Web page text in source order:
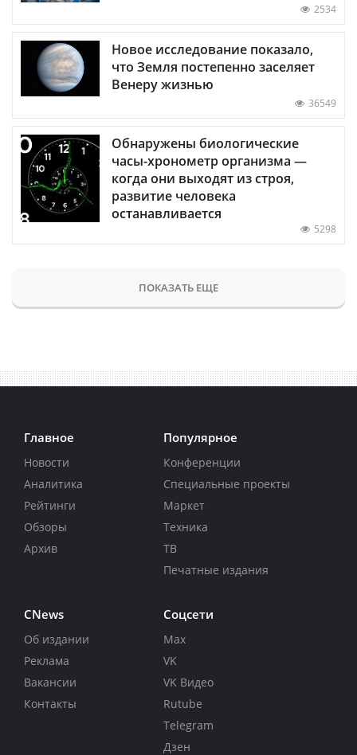
2534
Новое исследование показало,
что Земля постепенно заселяет
Венеру жизнью
36549
Обнаружены биологические
часы-хронометр организма —
когда они выходят из строя,
развитие человека
останавливается
5298
ПОКАЗАТЬ ЕЩЕ
Главное
Новости
Аналитика
Рейтинги
Обзоры
Архив
Популярное
Конференции
Специальные проекты
Маркет
Техника
ТВ
Печатные издания
CNews
Об издании
Реклама
Вакансии
Контакты
Соцсети
Max
VK
VK Видео
Rutube
Telegram
Дзен